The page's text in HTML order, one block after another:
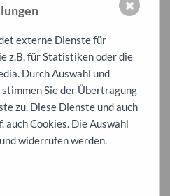
Schulabschluss (Sozialpreis)
Aktivitäten einzelner Klassen
externe Dienste für
z.B. für Statistiken oder die
Durch Auswahl und
Sie der Übertragung
zu. Diese Dienste und auch
auch Cookies. Die Auswahl
widerrufen werden.
✖